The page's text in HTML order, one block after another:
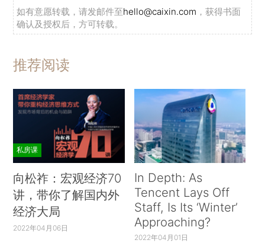
如有意愿转载，请发邮件至hello@caixin.com ，获得书面
确认及授权后，方可转载。
推荐阅读
私房课
向松祚：宏观经济70
讲，带你了解国内外
经济大局
2022年04月06日
In Depth: As
Tencent Lays Off
Staff, Is Its ‘Winter’
Approaching?
2022年04月01日